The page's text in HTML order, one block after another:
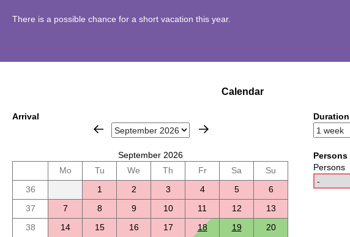
There is a possible chance for a short vacation this year.
Calendar
Arrival
September 2026
Mo
Tu We Th Fr Sa
Su
36
1 2 3 4 5
6
37
7 8 9 10 11 12
13
38
14 15 16 17 18 19 20
Duration
Persons
Persons